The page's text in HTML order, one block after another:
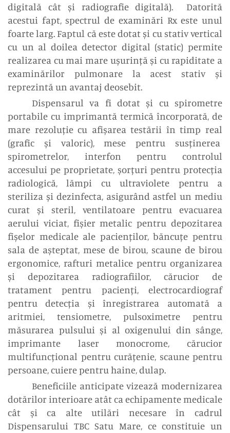
digitală cât și radiografie digitală). Datorită
acestui fapt, spectrul de examinări Rx este unul
foarte larg. Faptul că este dotat și cu stativ vertical
cu un al doilea detector digital (static) permite
realizarea cu mai mare ușurință și cu rapiditate a
examinărilor pulmonare la acest stativ și
reprezintă un avantaj deosebit.
Dispensarul va fi dotat și cu spirometre
portabile cu imprimantă termică încorporată, de
mare rezoluție cu afișarea testării în timp real
(grafic și valoric), mese pentru susținerea
spirometrelor, interfon pentru controlul
accesului pe proprietate, șorțuri pentru protecția
radiologică, lămpi cu ultraviolete pentru a
steriliza și dezinfecta, asigurând astfel un mediu
curat și steril, ventilatoare pentru evacuarea
aerului viciat, fișier metalic pentru depozitarea
fișelor medicale ale pacienților, băncuțe pentru
sala de așteptat, mese de birou, scaune de birou
ergonomice, rafturi metalice pentru organizarea
și depozitarea radiografiilor, cărucior de
tratament pentru pacienți, electrocardiograf
pentru detecția și înregistrarea automată a
aritmiei, tensiometre, pulsoximetre pentru
măsurarea pulsului și al oxigenului din sânge,
imprimante laser monocrome, cărucior
multifuncțional pentru curățenie, scaune pentru
persoane, cuiere pentru haine, dulap.
Beneficiile anticipate vizează modernizarea
dotărilor interioare atât ca echipamente medicale
cât și ca alte utilări necesare în cadrul
Dispensarului TBC Satu Mare, ce constituie un